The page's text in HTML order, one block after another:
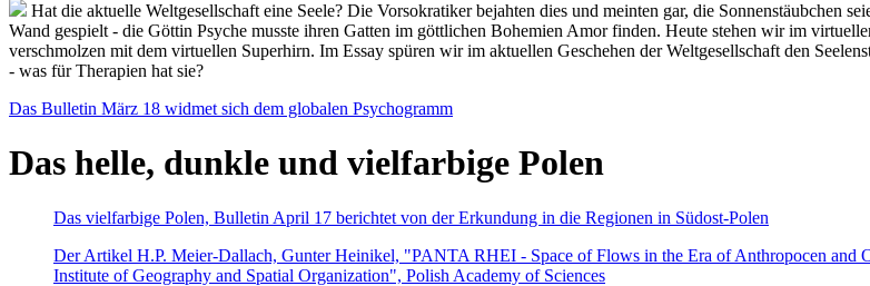
Hat die aktuelle Weltgesellschaft eine Seele? Die Vorsokratiker bejahten dies und meinten gar, die Sonnenstäubchen
Wand gespielt - die Göttin Psyche musste ihren Gatten im göttlichen Bohemien Amor finden. Heute stehen wir im
verschmolzen mit dem virtuellen Superhirn. Im Essay spüren wir im aktuellen Geschehen der Weltgesellschaft den
- was für Therapien hat sie?
Das Bulletin März 18 widmet sich dem globalen Psychogramm
Das helle, dunkle und vielfarbige Polen
Das vielfarbige Polen, Bulletin April 17 berichtet von der Erkundung in die Regionen in Südost-Polen
Der Artikel H.P. Meier-Dallach, Gunter Heinikel, "PANTA RHEI - Space of Flows in the Era of Anthropocen
Institute of Geography and Spatial Organization", Polish Academy of Sciences